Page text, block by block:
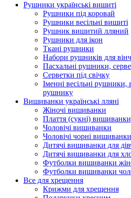
Рушники українські вишиті
Рушники під коровай
Рушники весільні вишиті
Рушник вишитий лляний
Рушники для ікон
Ткані рушники
Набори рушників для
Пасхальні рушники,
Серветки під свічку
Іменні весільні
рушнику
Вишиванки українські лляні
Жіночі вишиванки
Плаття (сукні)
Чоловічі вишиванки
Чоловічі чорні вишиванки
Дитячі вишиванки для
Дитячі вишиванки для
Футболки вишиванки
Футболки вишиванки
Все для хрещення
Крижми для хрещення